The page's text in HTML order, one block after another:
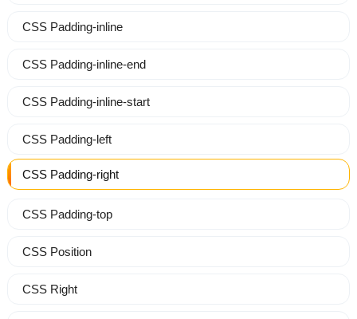
CSS Padding-inline
CSS Padding-inline-end
CSS Padding-inline-start
CSS Padding-left
CSS Padding-right
CSS Padding-top
CSS Position
CSS Right